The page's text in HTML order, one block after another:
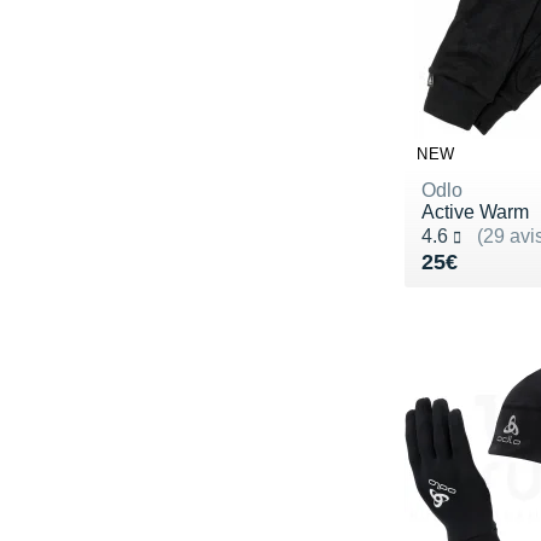
NEW
Odlo
Active Warm
4.6
(29
Noté 4.6 sur 5
25€
Vendu 25€